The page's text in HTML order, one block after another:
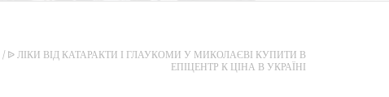
/ ᐉ ЛІКИ ВІД КАТАРАКТИ І ГЛАУКОМИ У МИКОЛАЄВІ КУПИТИ В
ЕПІЦЕНТР К ЦІНА В УКРАЇНІ